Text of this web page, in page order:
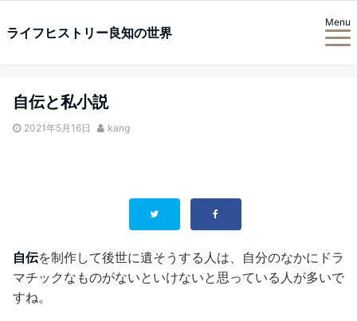
ライフヒストリー良知の世界
Menu
自伝と私小説
2021年5月16日 kang
自伝を制作して後世に遺そうする人は、自分のなかにドラ
マチックなものがないといけないと思っている人が多いで
すね。